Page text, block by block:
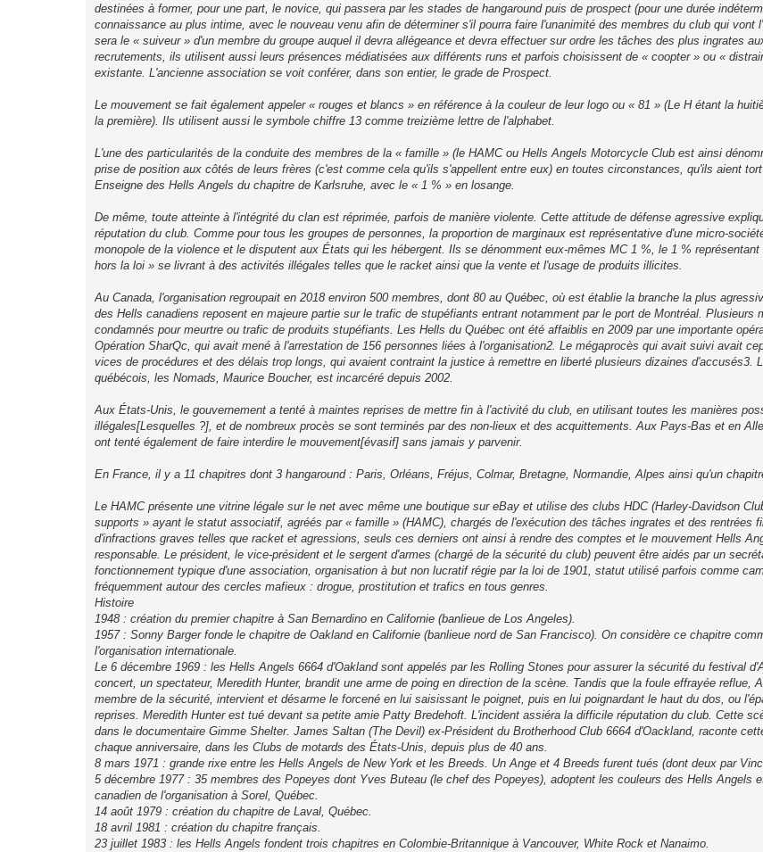
destinées à former, pour une part, le novice, qui passera par les stades de hangaround puis de prospect (pour une durée
connaissance au plus intime, avec le nouveau venu afin de déterminer s'il pourra faire l'unanimité des membres du club qui vont
sera le « suiveur » d'un membre du groupe auquel il devra allégeance et devra effectuer sur ordre les tâches des plus ingrates
recrutements, ils utilisent aussi leurs présences médiatisées aux différents runs et parfois choisissent de « coopter » ou «
existante. L'ancienne association se voit conférer, dans son entier, le grade de Prospect.
Le mouvement se fait également appeler « rouges et blancs » en référence à la couleur de leur logo ou « 81 » (Le H étant la
la première). Ils utilisent aussi le symbole chiffre 13 comme treizième lettre de l'alphabet.
L'une des particularités de la conduite des membres de la « famille » (le HAMC ou Hells Angels Motorcycle Club est ainsi
prise de position aux côtés de leurs frères (c'est comme cela qu'ils s'appellent entre eux) en toutes circonstances, qu'ils aient tort
Enseigne des Hells Angels du chapitre de Karlsruhe, avec le « 1 % » en losange.
De même, toute atteinte à l'intégrité du clan est réprimée, parfois de manière violente. Cette attitude de défense agressive
réputation du club. Comme pour tous les groupes de personnes, la proportion de marginaux est représentative d'une micro-
monopole de la violence et le disputent aux États qui les hébergent. Ils se dénomment eux-mêmes MC 1 %, le 1 %
hors la loi » se livrant à des activités illégales telles que le racket ainsi que la vente et l'usage de produits illicites.
Au Canada, l'organisation regroupait en 2018 environ 500 membres, dont 80 au Québec, où est établie la branche la plus
des Hells canadiens reposent en majeure partie sur le trafic de stupéfiants entrant notamment par le port de Montréal. Plusieurs
condamnés pour meurtre ou trafic de produits stupéfiants. Les Hells du Québec ont été affaiblis en 2009 par une importante
Opération SharQc, qui avait mené à l'arrestation de 156 personnes liées à l'organisation2. Le mégaprocès qui avait suivi avait
vices de procédures et des délais trop longs, qui avaient contraint la justice à remettre en liberté plusieurs dizaines d'accusés3.
québécois, les Nomads, Maurice Boucher, est incarcéré depuis 2002.
Aux États-Unis, le gouvernement a tenté à maintes reprises de mettre fin à l'activité du club, en utilisant toutes les manières
illégales[Lesquelles ?], et de nombreux procès se sont terminés par des non-lieux et des acquittements. Aux Pays-Bas et en
ont tenté également de faire interdire le mouvement[évasif] sans jamais y parvenir.
En France, il y a 11 chapitres dont 3 hangaround : Paris, Orléans, Fréjus, Colmar, Bretagne, Normandie, Alpes ainsi qu'un
Le HAMC présente une vitrine légale sur le net avec même une boutique sur eBay et utilise des clubs HDC (Harley-Davidson
supports » ayant le statut associatif, agréés par « famille » (HAMC), chargés de l'exécution des tâches ingrates et des rentrées
d'infractions graves telles que racket et agressions, seuls ces derniers ont ainsi à rendre des comptes et le mouvement Hells
responsable. Le président, le vice-président et le sergent d'armes (chargé de la sécurité du club) peuvent être aidés par un
fonctionnement typique d'une association, organisation à but non lucratif régie par la loi de 1901, statut utilisé parfois comme
fréquemment autour des cercles mafieux : drogue, prostitution et trafics en tous genres.
Histoire
1948 : création du premier chapitre à San Bernardino en Californie (banlieue de Los Angeles).
1957 : Sonny Barger fonde le chapitre de Oakland en Californie (banlieue nord de San Francisco). On considère ce chapitre
l'organisation internationale.
Le 6 décembre 1969 : les Hells Angels 6664 d'Oakland sont appelés par les Rolling Stones pour assurer la sécurité du festival
concert, un spectateur, Meredith Hunter, brandit une arme de poing en direction de la scène. Tandis que la foule effrayée reflue,
membre de la sécurité, intervient et désarme le forcené en lui saisissant le poignet, puis en lui poignardant le haut du dos, ou
reprises. Meredith Hunter est tué devant sa petite amie Patty Bredehoft. L'incident assiéra la difficile réputation du club. Cette
dans le documentaire Gimme Shelter. James Saltan (The Devil) ex-Président du Brotherhood Club 6664 d'Oackland, raconte
chaque anniversaire, dans les Clubs de motards des États-Unis, depuis plus de 40 ans.
8 mars 1971 : grande rixe entre les Hells Angels de New York et les Breeds. Un Ange et 4 Breeds furent tués (dont deux par
5 décembre 1977 : 35 membres des Popeyes dont Yves Buteau (le chef des Popeyes), adoptent les couleurs des Hells Angels
canadien de l'organisation à Sorel, Québec.
14 août 1979 : création du chapitre de Laval, Québec.
18 avril 1981 : création du chapitre français.
23 juillet 1983 : les Hells Angels fondent trois chapitres en Colombie-Britannique à Vancouver, White Rock et Nanaimo.